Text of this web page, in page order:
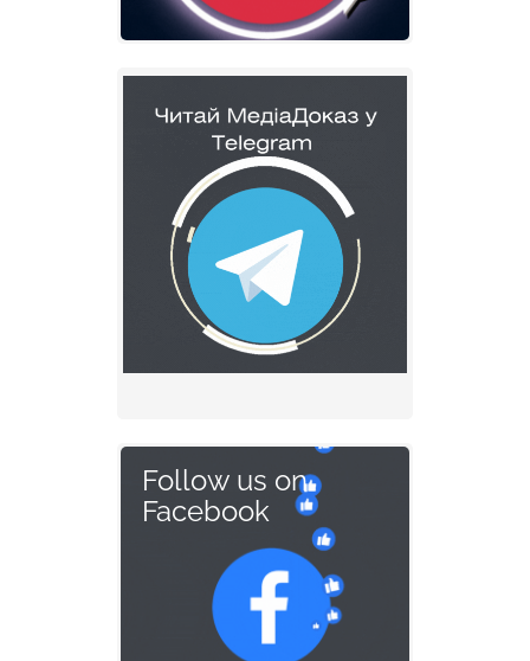
Follow us on
Facebook